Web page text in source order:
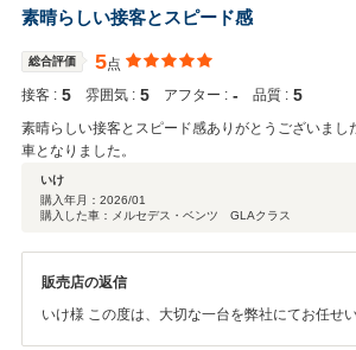
す！ メルセデスベンツ世田谷南 山口怜
素晴らしい接客とスピード感
総合評価 5点
接客 : 5 雰囲気 : 5 アフター : ‐ 品質 : 5
素晴らしい接客とスピード感ありがとうございまし
車となりました。
いけ
購入年月： 2026/01
購入した車：メルセデス・ベンツ GLAクラス
販売店の返信
いけ様 この度は、大切な一台を弊社にてお任せ